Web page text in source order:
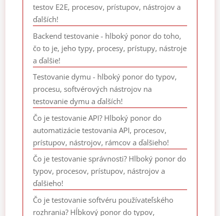
testov E2E, procesov, prístupov, nástrojov a
ďalších!
Backend testovanie - hlboký ponor do toho,
čo to je, jeho typy, procesy, prístupy, nástroje
a ďalšie!
Testovanie dymu - hlboký ponor do typov,
procesu, softvérových nástrojov na
testovanie dymu a ďalších!
Čo je testovanie API? Hlboký ponor do
automatizácie testovania API, procesov,
prístupov, nástrojov, rámcov a ďalšieho!
Čo je testovanie správnosti? Hlboký ponor do
typov, procesov, prístupov, nástrojov a
ďalšieho!
Čo je testovanie softvéru používateľského
rozhrania? Hĺbkový ponor do typov,